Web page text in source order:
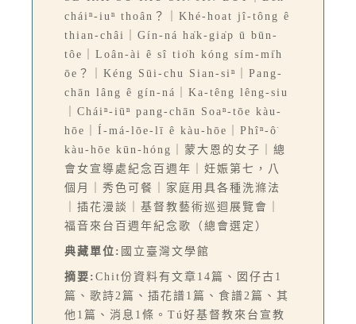
cháiⁿ-iuⁿ thoân？｜Khé-hoat jî-tông ê
thian-châi｜Gín-ná ha̍k-gia̍p ū būn-
tôe｜Loân-ài ê sî tio̍h kóng sím-mi̍h
ōe？｜Kéng Sūi-chu Sian-siⁿ｜Pang-
chān lâng ê gín-ná｜Ka-têng lêng-siu
｜Cháiⁿ-iūⁿ pang-chān Soaⁿ-tōe kàu-
hōe｜Í-má-lōe-lī ê kàu-hōe｜Phîⁿ-ô͘
kàu-hōe kūn-hóng｜蒙大恩的女子｜總
會女宣導處紀念百週年｜妊娠第七，八
個月｜秀色可餐｜家庭用具各種洗滌法
｜插花漫談｜基督教藝術巡迴展覽會｜
福音來台百週年紀念歌（總會選定）
典藏單位: 國立臺灣文學館
摘要: Chit份資料有文章14篇、囡仔古1
篇、歌詩2篇、插花譜1篇、食譜2篇、其
他1篇、消息1條。Tú好基督教來台宣教